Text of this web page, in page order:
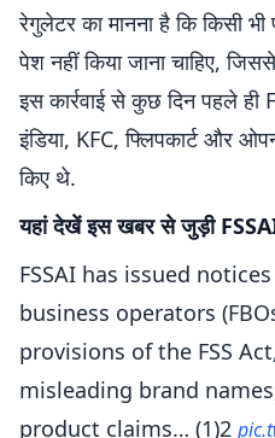
रेगुलेटर का मानना है कि किसी
पेश नहीं किया जाना चाहिए,
इस कार्रवाई से कुछ दिन पहले
इंडिया, KFC, फ्लिपकार्ट और
किए थे.
यहां देखें इस खबर से जुड़ी
FSSAI has issued
business operators
provisions of the FSS
misleading brand
product claims… (1)2